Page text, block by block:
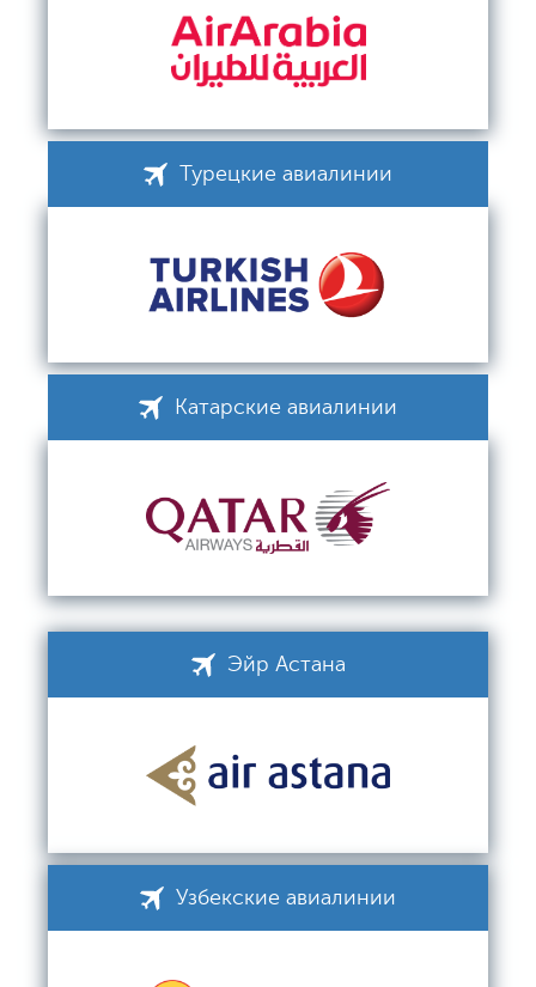
Турецкие авиалинии
Катарские авиалинии
Эйр Астана
Узбекские авиалинии